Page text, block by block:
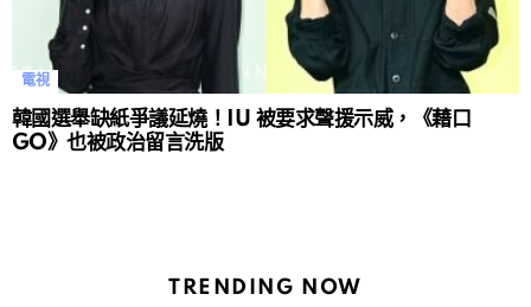
電視
韓國選舉缺紙爭議延燒！IU 被要求聲援示威，《藉口
GO》也被政治留言洗版
TRENDING NOW